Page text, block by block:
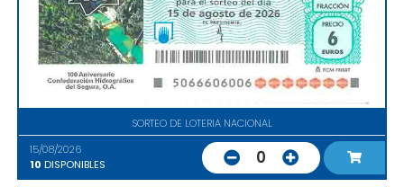
SORTEO DE LOTERIA NACIONAL
15/08/2026
10 DISPONIBLES 0